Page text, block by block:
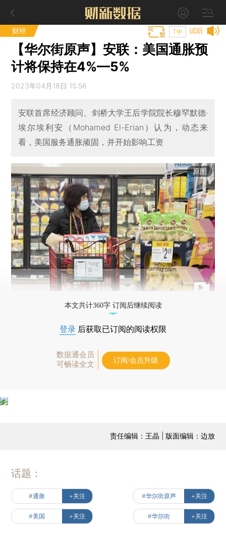
财经 试听
T中
【华尔街原声】安联：美国通胀预
计将保持在4%—5%
2023年04月18日 15:56
安联首席经济顾问、剑桥大学王后学院院长穆罕默德·
埃尔埃利安（Mohamed El-Erian）认为，动态来
看，美国服务通胀顽固，并开始影响工资
原图
本文共计360字 订阅后继续阅读
登录 后获取已订阅的阅读权限
数据通会员
可畅读全文
订阅/会员升级
责任编辑：王晶 | 版面编辑：边放
话题：
#通胀 +关注 #华尔街原声 +关注
#美国 +关注 #华尔街 +关注